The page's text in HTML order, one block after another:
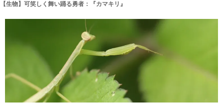
【生物】可笑しく舞い踊る勇者：『カマキリ』